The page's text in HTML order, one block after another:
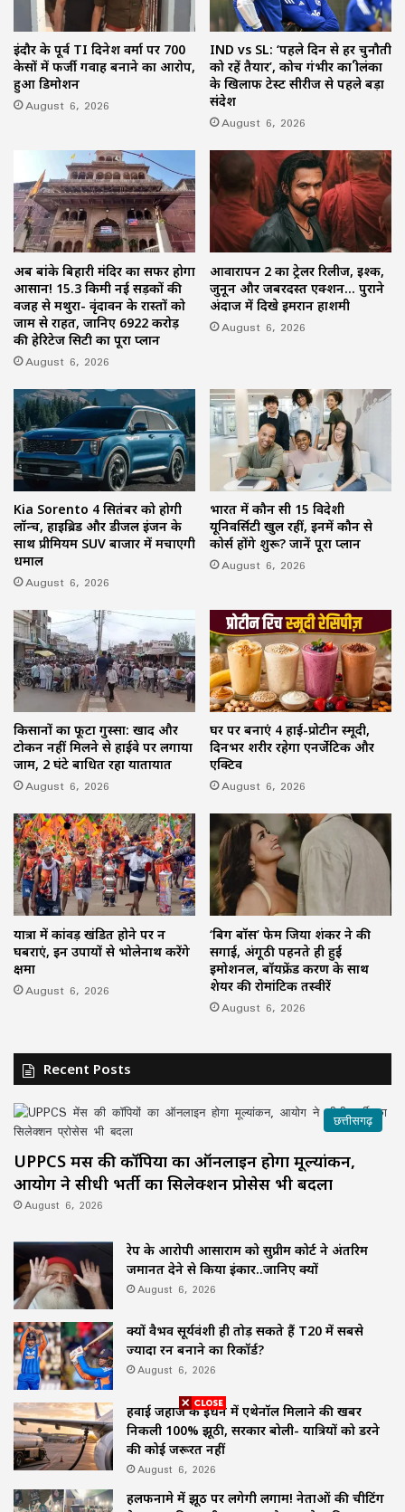
इंदौर के पूर्व TI दिनेश वर्मा पर 700
केसों में फर्जी गवाह बनाने का आरोप,
हुआ डिमोशन
August 6, 2026
IND vs SL: ‘पहले दिन से हर चुनौती
को रहें तैयार’, कोच गंभीर का श्रीलंका
के खिलाफ टेस्ट सीरीज से पहले बड़ा
संदेश
August 6, 2026
अब बांके बिहारी मंदिर का सफर होगा
आसान! 15.3 किमी नई सड़कों की
वजह से मथुरा- वृंदावन के रास्तों को
जाम से राहत, जानिए 6922 करोड़
की हेरिटेज सिटी का पूरा प्लान
August 6, 2026
आवारापन 2 का ट्रेलर रिलीज, इश्क,
जुनून और जबरदस्त एक्शन… पुराने
अंदाज में दिखे इमरान हाशमी
August 6, 2026
Kia Sorento 4 सितंबर को होगी
लॉन्च, हाइब्रिड और डीजल इंजन के
साथ प्रीमियम SUV बाजार में मचाएगी
धमाल
August 6, 2026
भारत में कौन सी 15 विदेशी
यूनिवर्सिटी खुल रहीं, इनमें कौन से
कोर्स होंगे शुरू? जानें पूरा प्लान
August 6, 2026
किसानों का फूटा गुस्सा: खाद और
टोकन नहीं मिलने से हाईवे पर लगाया
जाम, 2 घंटे बाधित रहा यातायात
August 6, 2026
घर पर बनाएं 4 हाई-प्रोटीन स्मूदी,
दिनभर शरीर रहेगा एनर्जेटिक और
एक्टिव
August 6, 2026
यात्रा में कांवड़ खंडित होने पर न
घबराएं, इन उपायों से भोलेनाथ करेंगे
क्षमा
August 6, 2026
‘बिग बॉस’ फेम जिया शंकर ने की
सगाई, अंगूठी पहनते ही हुईं
इमोशनल, बॉयफ्रेंड करण के साथ
शेयर की रोमांटिक तस्वीरें
August 6, 2026
Recent Posts
छत्तीसगढ़
UPPCS मेंस की कॉपियों का ऑनलाइन होगा मूल्यांकन,
आयोग ने सीधी भर्ती का सिलेक्शन प्रोसेस भी बदला
August 6, 2026
रेप के आरोपी आसाराम को सुप्रीम कोर्ट ने अंतरिम
जमानत देने से किया इंकार..जानिए क्यों
August 6, 2026
क्यों वैभव सूर्यवंशी ही तोड़ सकते हैं T20 में सबसे
ज्यादा रन बनाने का रिकॉर्ड?
August 6, 2026
हवाई जहाज के ईंधन में एथेनॉल मिलाने की खबर
निकली 100% झूठी, सरकार बोली- यात्रियों को डरने
की कोई जरूरत नहीं
August 6, 2026
हलफनामे में झूठ पर लगेगी लगाम! नेताओं की चीटिंग